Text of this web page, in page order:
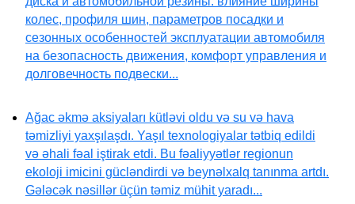
колес, профиля шин, параметров посадки и
сезонных особенностей эксплуатации автомобиля
на безопасность движения, комфорт управления и
долговечность подвески...
Ağac əkmə aksiyaları kütləvi oldu və su və hava
təmizliyi yaxşılaşdı. Yaşıl texnologiyalar tətbiq edildi
və əhali fəal iştirak etdi. Bu fəaliyyətlər regionun
ekoloji imicini gücləndirdi və beynəlxalq tanınma artdı.
Gələcək nəsillər üçün təmiz mühit yaradı...